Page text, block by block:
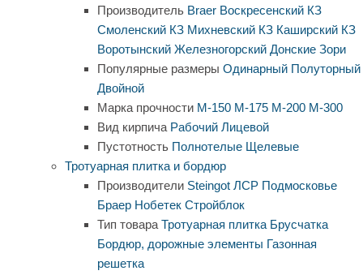
Производитель Braer Воскресенский КЗ
Смоленский КЗ Михневский КЗ Каширский КЗ
Воротынский Железногорский Донские Зори
Популярные размеры Одинарный Полуторный
Двойной
Марка прочности М-150 М-175 М-200 М-300
Вид кирпича Рабочий Лицевой
Пустотность Полнотелые Щелевые
Тротуарная плитка и бордюр
Производители Steingot ЛСР Подмосковье
Браер Нобетек Стройблок
Тип товара Тротуарная плитка Брусчатка
Бордюр, дорожные элементы Газонная
решетка